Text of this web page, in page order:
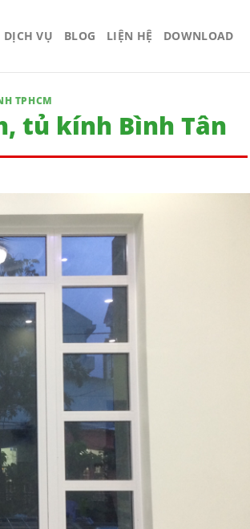
DỊCH VỤ BLOG LIỆN HỆ DOWNLOAD
TPHCM
tủ kính Bình Tân